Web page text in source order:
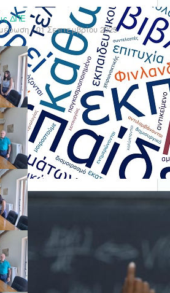
ΔΠΕ
: 01 Σεπτεμβρίου 2025